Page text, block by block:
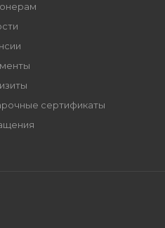
сертификаты